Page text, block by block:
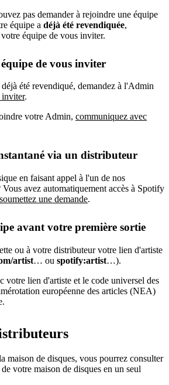
pas demander à rejoindre une équipe
équipe a déjà été revendiquée,
équipe de vous inviter.
de vous inviter
été revendiqué, demandez à l'Admin
inviter.
votre Admin, communiquez avec
via un distributeur
en faisant appel à l'un de nos
Vous avez automatiquement accès à Spotify
soumettez une demande.
avant votre première sortie
ou à votre distributeur votre lien d'artiste
artist… ou spotify:artist…).
votre lien d'artiste et le code universel des
européenne des articles (NEA)
maison de disques, vous pourrez consulter
votre maison de disques en un seul